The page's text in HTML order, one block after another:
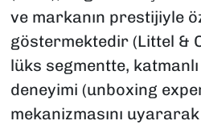
ve markanın prestijiyle
göstermektedir (Littel &
lüks segmentte,
deneyimi (unboxing
mekanizmasını